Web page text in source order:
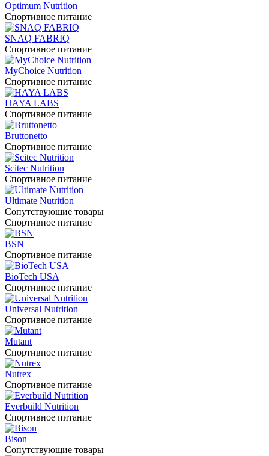
Optimum Nutrition
Спортивное питание
SNAQ FABRIQ
Спортивное питание
MyChoice Nutrition
Спортивное питание
HAYA LABS
Спортивное питание
Bruttonetto
Спортивное питание
Scitec Nutrition
Спортивное питание
Ultimate Nutrition
Сопутствующие товары
Спортивное питание
BSN
Спортивное питание
BioTech USA
Спортивное питание
Universal Nutrition
Спортивное питание
Mutant
Спортивное питание
Nutrex
Спортивное питание
Everbuild Nutrition
Спортивное питание
Bison
Сопутствующие товары